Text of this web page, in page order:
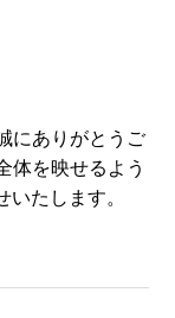
にありがとうご
体を映せるよう
いたします。